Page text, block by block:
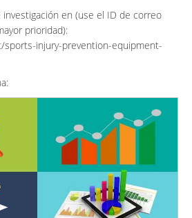
en (use el ID de correo
prioridad):
injury-prevention-equipment-